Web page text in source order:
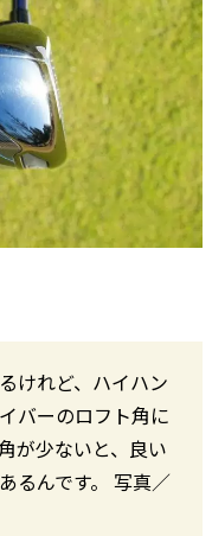
けれど、ハイハン
バーのロフト角に
が少ないと、良い
るんです。 写真／